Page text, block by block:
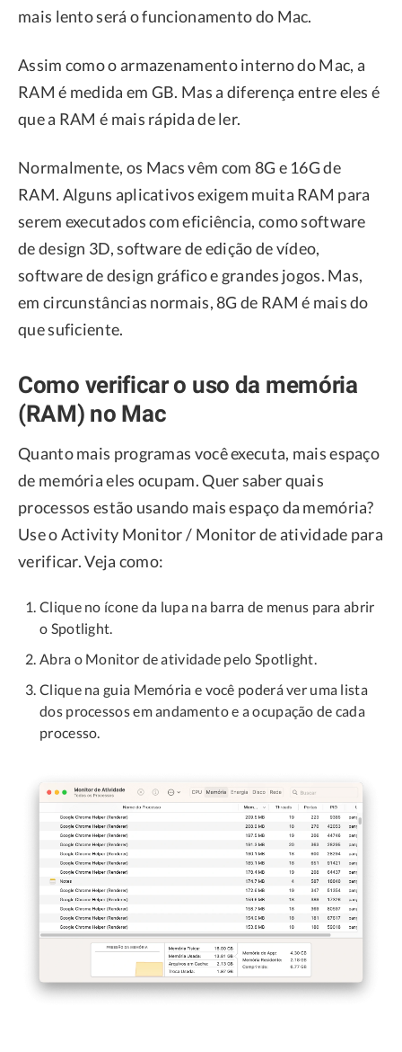
mais lento será o funcionamento do Mac.
Assim como o armazenamento interno do Mac, a
RAM é medida em GB. Mas a diferença entre eles é
que a RAM é mais rápida de ler.
Normalmente, os Macs vêm com 8G e 16G de
RAM. Alguns aplicativos exigem muita RAM para
serem executados com eficiência, como software
de design 3D, software de edição de vídeo,
software de design gráfico e grandes jogos. Mas,
em circunstâncias normais, 8G de RAM é mais do
que suficiente.
Como verificar o uso da memória
(RAM) no Mac
Quanto mais programas você executa, mais espaço
de memória eles ocupam. Quer saber quais
processos estão usando mais espaço da memória?
Use o Activity Monitor / Monitor de atividade para
verificar. Veja como:
Clique no ícone da lupa na barra de menus para abrir
o Spotlight.
Abra o Monitor de atividade pelo Spotlight.
Clique na guia Memória e você poderá ver uma lista
dos processos em andamento e a ocupação de cada
processo.